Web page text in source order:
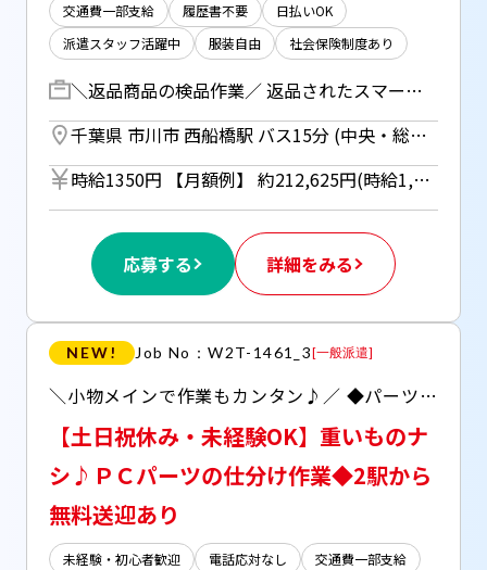
交通費一部支給
履歴書不要
日払いOK
派遣スタッフ活躍中
服装自由 社会保険制度あり
＼返品商品の検品作業／ 返品されたスマートフォンの チェック作業をお願いします！ 具体的には… ◆箱を開封して商品を確認 ◆破損等がないかのチェック ◆品番等を専用システムへ入力 ※テンキー入力がメイン ◆商品ごとの仕分け 専門的な知識やスキルは一切不要 手順通りに確認するだけなので 未経験からでもすぐにできるお仕事です
千葉県 市川市 西船橋駅 バス15分 (中央・総武各駅停車) ／ 二俣新町駅 徒歩15分 (京葉線)
時給1350円 【月額例】 約212,625円(時給1,350円×実働7.5h×21日) ※月額例は一例であり、保証するものではありません。 ■日払いOK（所定労働時間の80％迄） ■給与は月1回の銀行振込となりますが、「JOBPAY（ジョブペイ）」の利用で就業当日に給料相当額の一部をセブン銀行や三菱UFJ銀行、コンビニ等のATMから受け取る事が可能です！※受取タイミングは自由だから週1回や月2回などの使い方もOK！ ◎『JOBPAY』はマイページにてカード発行手続き完了後より利用可能です♪ ⇒詳しくはお仕事紹介時に担当者までご相談ください
応募する 詳細をみる
NEW! Job No：W2T-1461_3[一般派遣]
＼小物メインで作業もカンタン♪／ ◆パーツを集める、仕分けるのモクモク作業 ◆働きやすい平日のみ＆残業すくなめ
【土日祝休み・未経験OK】重いものナ
シ♪ＰＣパーツの仕分け作業◆2駅から
無料送迎あり
未経験・初心者歓迎 電話応対なし
交通費一部支給